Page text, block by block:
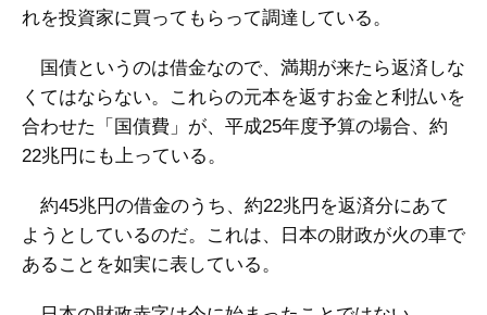
れを投資家に買ってもらって調達している。
国債というのは借金なので、満期が来たら返済しな
くてはならない。これらの元本を返すお金と利払いを
合わせた「国債費」が、平成25年度予算の場合、約
22兆円にも上っている。
約45兆円の借金のうち、約22兆円を返済分にあて
ようとしているのだ。これは、日本の財政が火の車で
あることを如実に表している。